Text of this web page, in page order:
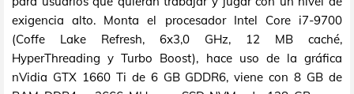
exigencia alto. Monta el procesador Intel Core i7-9700
(Coffe Lake Refresh, 6x3,0 GHz, 12 MB caché,
HyperThreading y Turbo Boost), hace uso de la gráfica
nVidia GTX 1660 Ti de 6 GB GDDR6, viene con 8 GB de